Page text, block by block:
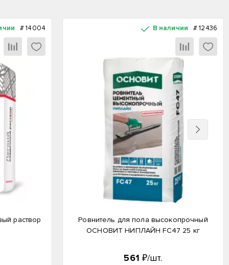
#14004
раствор
В наличии #12436
Ровнитель для пола высокопрочный
ОСНОВИТ НИПЛАЙН FC47 25 кг
561 ₽/шт.
Вперед